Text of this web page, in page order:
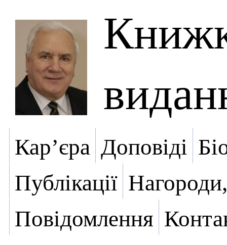
Кар’єра Доповіді
Публікації
Повідомлення